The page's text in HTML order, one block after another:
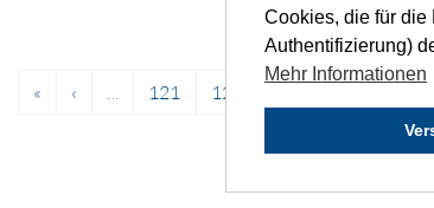
Cookies, die für die
Authentifizierung)
Mehr Informationen
« ‹ ... 121 122